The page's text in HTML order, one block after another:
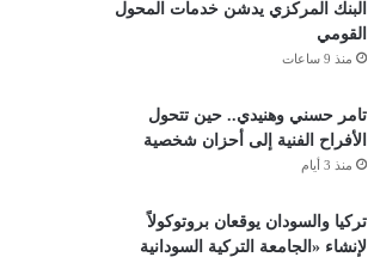
البنك المركزي يدشن خدمات المحول
القومي
منذ 9 ساعات
تامر حسني وهنيدي.. حين تتحول
الأفراح الفنية إلى أحزان شخصية
منذ 3 أيام
تركيا والسودان يوقعان بروتوكولاً
لإنشاء «الجامعة التركية السودانية